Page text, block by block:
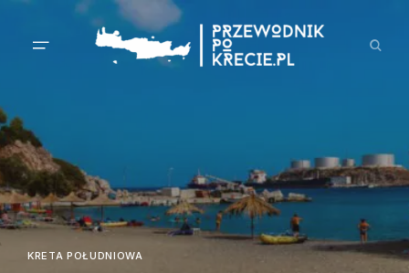
KRETA POŁUDNIOWA